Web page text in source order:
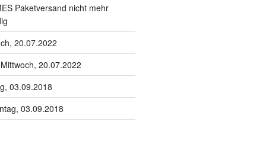
Paketversand nicht mehr
20.07.2022
Mittwoch, 20.07.2022
03.09.2018
03.09.2018